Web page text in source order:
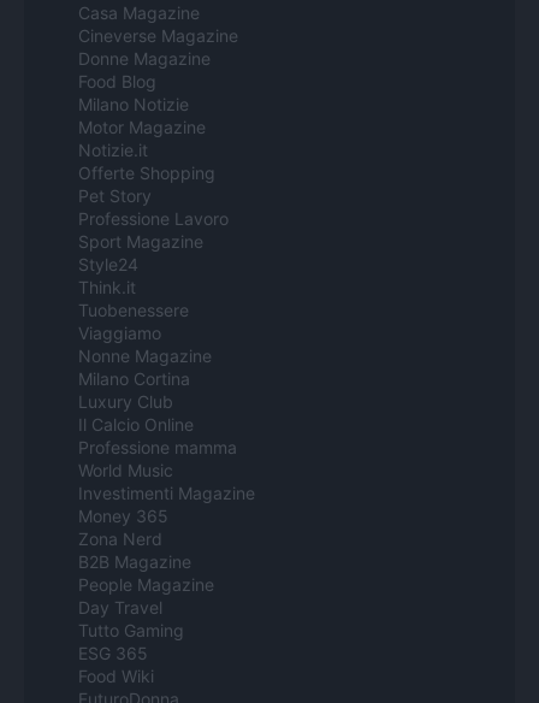
Casa Magazine
Cineverse Magazine
Donne Magazine
Food Blog
Milano Notizie
Motor Magazine
Notizie.it
Offerte Shopping
Pet Story
Professione Lavoro
Sport Magazine
Style24
Think.it
Tuobenessere
Viaggiamo
Nonne Magazine
Milano Cortina
Luxury Club
Il Calcio Online
Professione mamma
World Music
Investimenti Magazine
Money 365
Zona Nerd
B2B Magazine
People Magazine
Day Travel
Tutto Gaming
ESG 365
Food Wiki
FuturoDonna